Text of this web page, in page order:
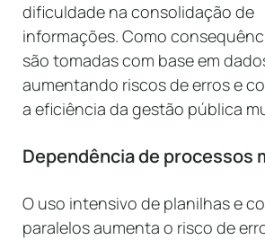
dificuldade na consolidação de
informações. Como
são tomadas com base em
aumentando riscos de erros e
a eficiência da gestão pública
Dependência de processos
O uso intensivo de planilhas e
paralelos aumenta o risco de